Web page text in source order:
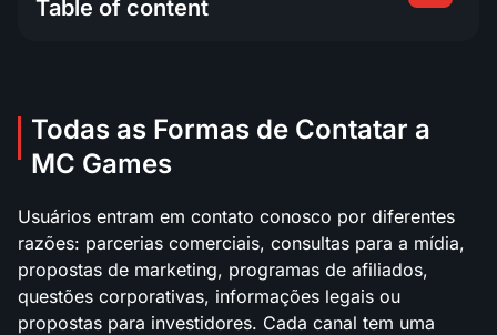
Table of content
Todas as Formas de Contatar a
MC Games
Usuários entram em contato conosco por diferentes
razões: parcerias comerciais, consultas para a mídia,
propostas de marketing, programas de afiliados,
questões corporativas, informações legais ou
propostas para investidores. Cada canal tem uma